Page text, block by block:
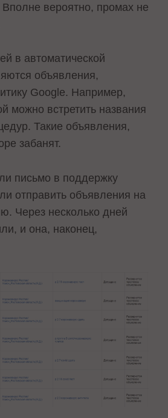
вероятно, промах не
в автоматической
объявления,
Google. Например,
можно встретить названия
Такие объявления,
забанят.
письмо в поддержку
отправить объявления на
Через несколько дней
и она, наконец,